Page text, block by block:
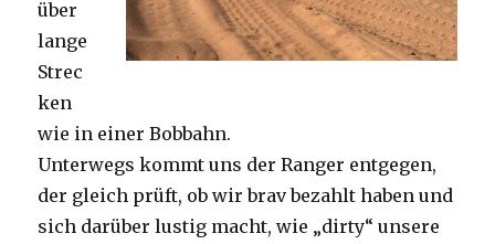
über
lange
Strec
ken
wie in einer Bobbahn.
Unterwegs kommt uns der Ranger entgegen,
der gleich prüft, ob wir brav bezahlt haben und
sich darüber lustig macht, wie „dirty“ unsere